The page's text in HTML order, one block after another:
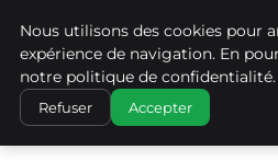
WP CAPE
ACCUEIL
GESTION ET FINANCES
COMMENT RÉUSSIR LA
Nous utilisons des cookies pour
expérience de navigation. En
notre politique de confidentialité.
Refuser Accepter